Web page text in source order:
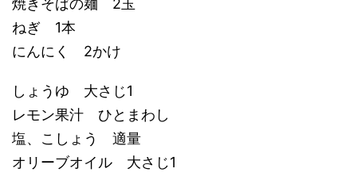
ねぎ 1本
にんにく 2かけ
しょうゆ 大さじ1
レモン果汁 ひとまわし
塩、こしょう 適量
オリーブオイル 大さじ1